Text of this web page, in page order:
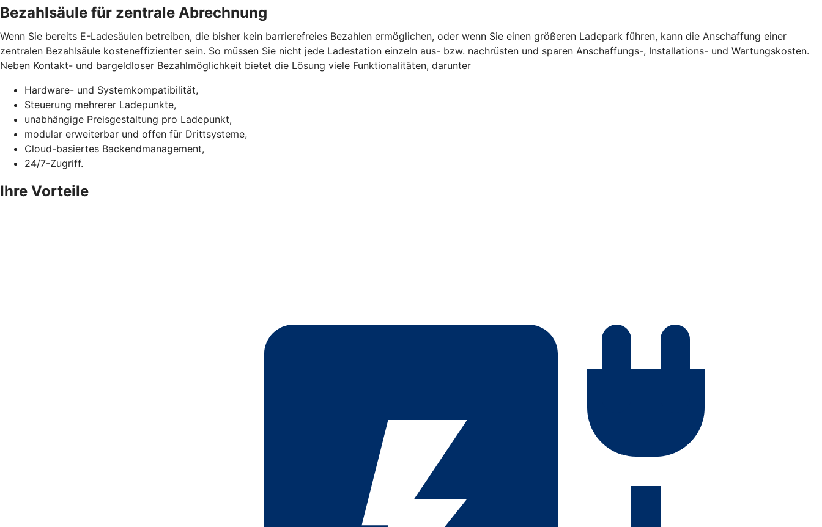
Bezahlsäule für zentrale Abrechnung
Wenn Sie bereits E-Ladesäulen betreiben, die bisher kein barrierefreies Bezahlen ermöglichen, oder wenn Sie einen größeren Ladepark führen, kann die Anschaffung einer
zentralen Bezahlsäule kosteneffizienter sein. So müssen Sie nicht jede Ladestation einzeln aus- bzw. nachrüsten und sparen Anschaffungs-, Installations- und Wartungskosten.
Neben Kontakt- und bargeldloser Bezahlmöglichkeit bietet die Lösung viele Funktionalitäten, darunter
Hardware- und Systemkompatibilität,
Steuerung mehrerer Ladepunkte,
unabhängige Preisgestaltung pro Ladepunkt,
modular erweiterbar und offen für Drittsysteme,
Cloud-basiertes Backendmanagement,
24/7-Zugriff.
Ihre Vorteile